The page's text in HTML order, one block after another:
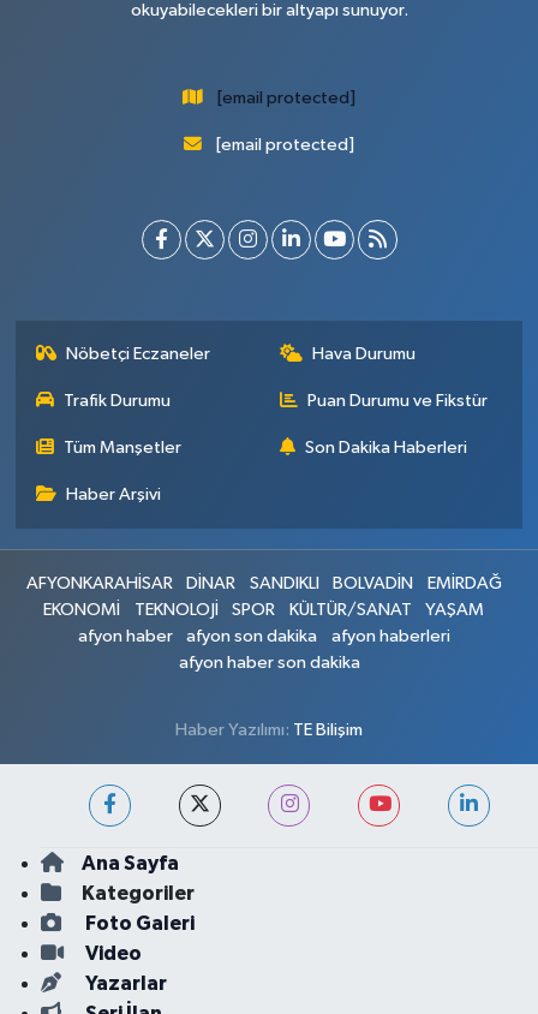
okuyabilecekleri bir altyapı sunuyor.
[email protected]
[email protected]
Nöbetçi Eczaneler Hava Durumu
Trafik Durumu Puan Durumu ve Fikstür
Tüm Manşetler Son Dakika Haberleri
Haber Arşivi
AFYONKARAHİSAR DİNAR SANDIKLI BOLVADİN
EMİRDAĞ
EKONOMİ
TEKNOLOJİ SPOR KÜLTÜR/SANAT
YAŞAM
afyon haber
afyon son dakika
afyon haberleri
afyon haber son dakika
Haber Yazılımı: TE Bilişim
Ana Sayfa
Kategoriler
Foto Galeri
Video
Yazarlar